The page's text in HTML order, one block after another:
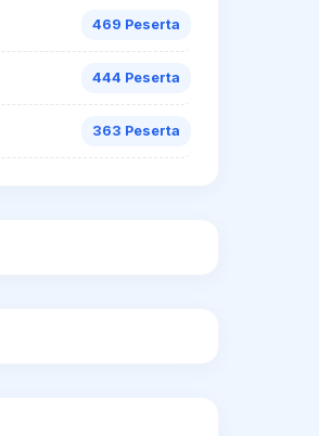
469 Peserta
444 Peserta
363 Peserta